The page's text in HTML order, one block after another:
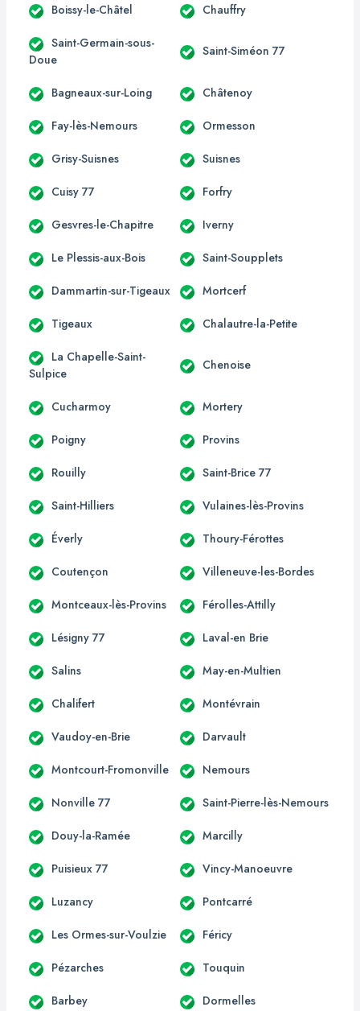
Boissy-le-Châtel Chauffry
Saint-Germain-sous-
Doue
Saint-Siméon 77
Bagneaux-sur-Loing Châtenoy
Fay-lès-Nemours Ormesson
Grisy-Suisnes Suisnes
Cuisy 77 Forfry
Gesvres-le-Chapitre Iverny
Le Plessis-aux-Bois Saint-Soupplets
Dammartin-sur-Tigeaux Mortcerf
Tigeaux Chalautre-la-Petite
La Chapelle-Saint-
Sulpice
Chenoise
Cucharmoy Mortery
Poigny Provins
Rouilly Saint-Brice 77
Saint-Hilliers Vulaines-lès-Provins
Éverly Thoury-Férottes
Coutençon Villeneuve-les-Bordes
Montceaux-lès-Provins Férolles-Attilly
Lésigny 77 Laval-en Brie
Salins May-en-Multien
Chalifert Montévrain
Vaudoy-en-Brie Darvault
Montcourt-Fromonville Nemours
Nonville 77 Saint-Pierre-lès-Nemours
Douy-la-Ramée Marcilly
Puisieux 77 Vincy-Manoeuvre
Luzancy Pontcarré
Les Ormes-sur-Voulzie Féricy
Pézarches Touquin
Barbey Dormelles